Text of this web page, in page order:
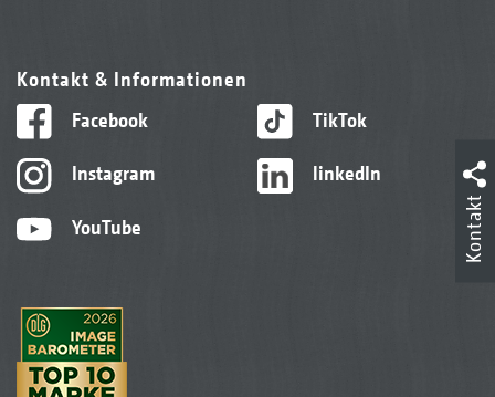
Kontakt & Informationen
Facebook
Instagram
YouTube
TikTok
linkedIn
Kontakt